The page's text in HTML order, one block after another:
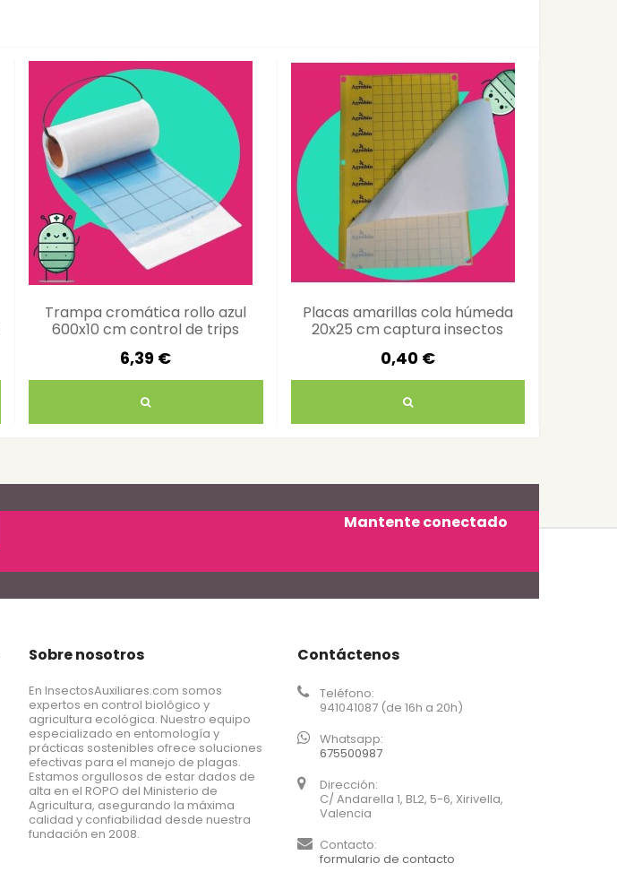
Trampa cromática rollo azul
600x10 cm control de trips
6,39 €
Placas amarillas cola húmeda
20x25 cm captura insectos
0,40 €
Mantente conectado
Sobre nosotros
En InsectosAuxiliares.com somos
expertos en control biológico y
agricultura ecológica. Nuestro equipo
especializado en entomología y
prácticas sostenibles ofrece soluciones
efectivas para el manejo de plagas.
Estamos orgullosos de estar dados de
alta en el ROPO del Ministerio de
Agricultura, asegurando la máxima
calidad y confiabilidad desde nuestra
fundación en 2008.
Contáctenos
Teléfono:
941041087 (de 16h a 20h)
Whatsapp:
675500987
Dirección:
C/ Andarella 1, BL2, 5-6, Xirivella,
Valencia
Contacto:
formulario de contacto